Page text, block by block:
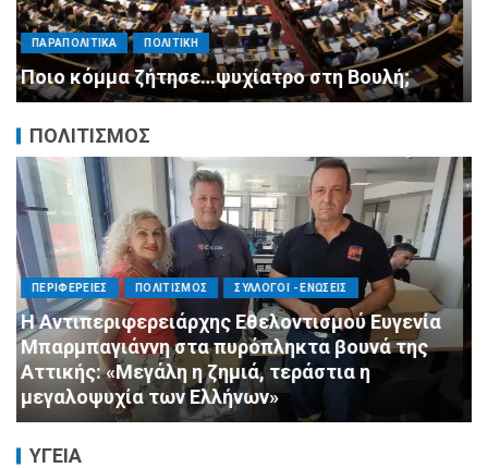
Μητσοτάκης σε υπουργούς: Ξεχάστε τον
ανασχηματισμό, πιάστε δουλειά με 4
αυστηρές εντολές
ΠΟΛΙΤΙΣΜΟΣ
ΠΟΛΙΤΙΣΜΟΣ ΣΥΛΛΟΓΟΙ - ΕΝΩΣΕΙΣ
Άμεση κινητοποίηση της Ειδικής Ομάδας
Αλληλεγγύης (Ε.Ο.Α.) για τους πυροσβέστες
στο Πόρτο Γερμενό
ΥΓΕΙΑ